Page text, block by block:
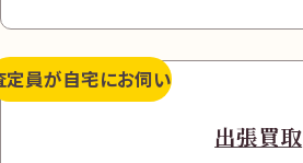
定員が自宅にお伺い
出張買取